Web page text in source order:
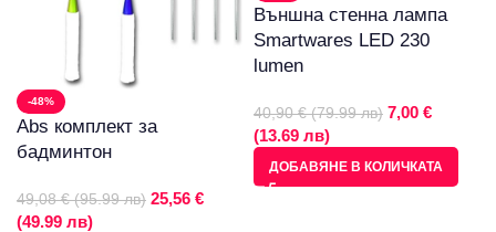
-48%
Abs комплект за
бадминтон
49,08 € (95.99 лв) 25,56 €
(49.99 лв)
Външна стенна лампа
Smartwares LED 230
lumen
40,90 € (79.99 лв) 7,00 €
(13.69 лв)
ДОБАВЯНЕ В КОЛИЧКАТА